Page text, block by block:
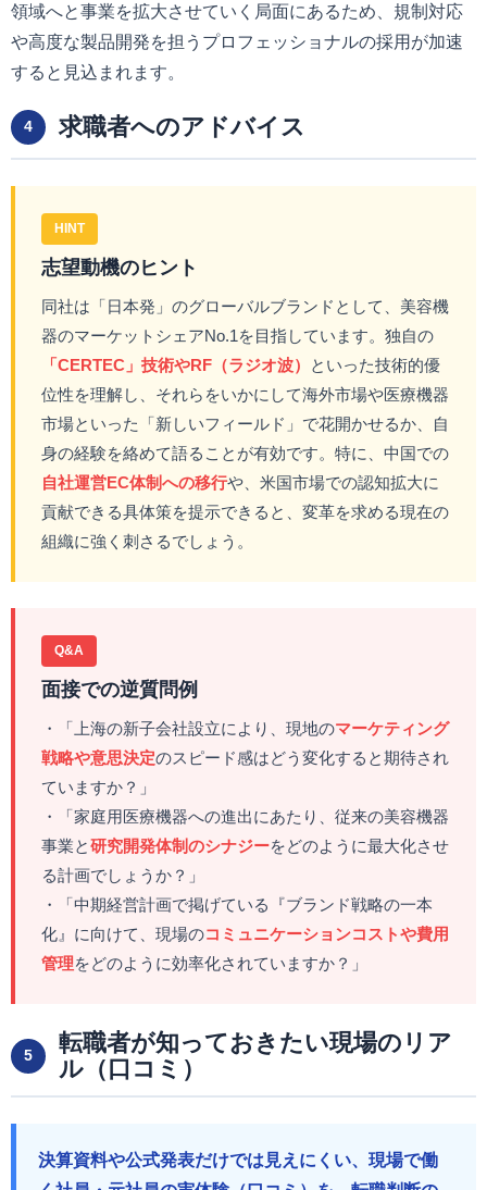
領域へと事業を拡大させていく局面にあるため、規制対応
や高度な製品開発を担うプロフェッショナルの採用が加速
すると見込まれます。
4 求職者へのアドバイス
HINT
志望動機のヒント
同社は「日本発」のグローバルブランドとして、美容機
器のマーケットシェアNo.1を目指しています。独自の
「CERTEC」技術やRF（ラジオ波）
といった技術的優
位性を理解し、それらをいかにして海外市場や医療機器
市場といった「新しいフィールド」で花開かせるか、自
身の経験を絡めて語ることが有効です。特に、中国での
自社運営EC体制への移行や、米国市場での認知拡大に
貢献できる具体策を提示できると、変革を求める現在の
組織に強く刺さるでしょう。
Q&A
面接での逆質問例
・「上海の新子会社設立により、現地のマーケティング
戦略や意思決定のスピード感はどう変化すると期待され
ていますか？」
・「家庭用医療機器への進出にあたり、従来の美容機器
事業と研究開発体制のシナジーをどのように最大化させ
る計画でしょうか？」
・「中期経営計画で掲げている『ブランド戦略の一本
化』に向けて、現場のコミュニケーションコストや費用
管理をどのように効率化されていますか？」
5
転職者が知っておきたい現場のリア
ル（口コミ）
決算資料や公式発表だけでは見えにくい、現場で働